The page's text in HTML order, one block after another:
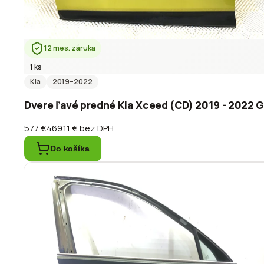
12 mes. záruka
1 ks
Kia
2019–2022
Dvere ľavé predné Kia Xceed (CD) 2019 - 2022
577 €469.11 €bez DPH
Do košíka